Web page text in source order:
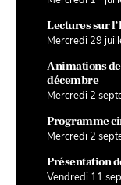
Lectures sur
Mercredi 29
Animations
décembre
Mercredi 2
Programme
Mercredi 2
Présentation
Vendredi 11